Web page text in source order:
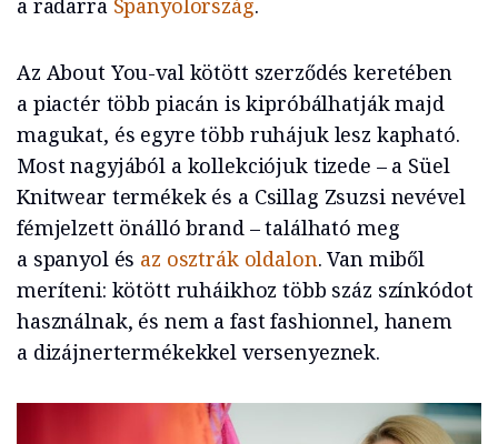
a radarra Spanyolország.
Az About You-val kötött szerződés keretében
a piactér több piacán is kipróbálhatják majd
magukat, és egyre több ruhájuk lesz kapható.
Most nagyjából a kollekciójuk tizede – a Süel
Knitwear termékek és a Csillag Zsuzsi nevével
fémjelzett önálló brand – található meg
a spanyol és az osztrák oldalon. Van miből
meríteni: kötött ruháikhoz több száz színkódot
használnak, és nem a fast fashionnel, hanem
a dizájnertermékekkel versenyeznek.